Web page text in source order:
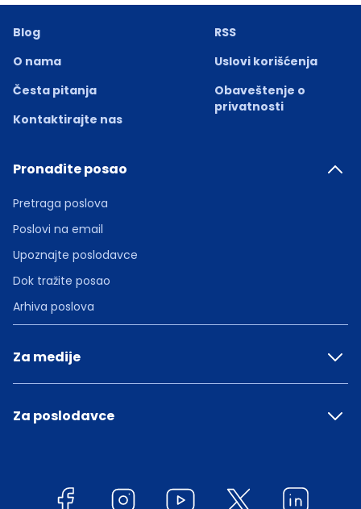
Blog
O nama
Česta pitanja
Kontaktirajte nas
RSS
Uslovi korišćenja
Obaveštenje o
privatnosti
Pronađite posao
Pretraga poslova
Poslovi na email
Upoznajte poslodavce
Dok tražite posao
Arhiva poslova
Za medije
Za poslodavce